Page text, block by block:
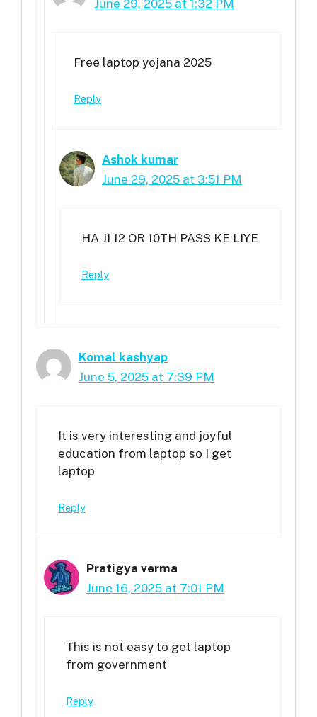
June 29, 2025 at 1:32 PM
Free laptop yojana 2025
Reply
Ashok kumar
June 29, 2025 at 3:51 PM
HA JI 12 OR 10TH PASS KE LIYE
Reply
Komal kashyap
June 5, 2025 at 7:39 PM
It is very interesting and joyful
education from laptop so I get
laptop
Reply
Pratigya verma
June 16, 2025 at 7:01 PM
This is not easy to get laptop
from government
Reply